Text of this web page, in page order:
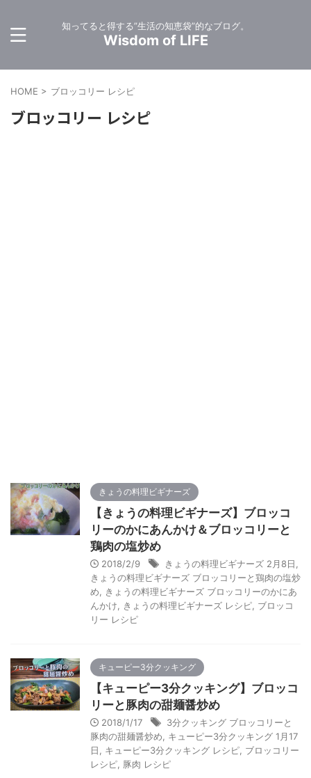
知ってると得する”生活の知恵袋”的なブログ。
Wisdom of LIFE
HOME > ブロッコリー レシピ
ブロッコリー レシピ
きょうの料理ビギナーズ
【きょうの料理ビギナーズ】ブロッコ
リーのかにあんかけ＆ブロッコリーと
鶏肉の塩炒め
2018/2/9 きょうの料理ビギナーズ 2月8日
きょうの料理ビギナーズ ブロッコリーと鶏肉の塩炒
め
きょうの料理ビギナーズ ブロッコリーのかにあ
んかけ
きょうの料理ビギナーズ レシピ ブロッコ
リー レシピ
キューピー3分クッキング
【キューピー3分クッキング】ブロッコ
リーと豚肉の甜麺醤炒め
2018/1/17
3分クッキング ブロッコリーと
豚肉の甜麺醤炒め
キューピー3分クッキング 1月17
日
キューピー3分クッキング レシピ ブロッコリー
レシピ 豚肉 レシピ